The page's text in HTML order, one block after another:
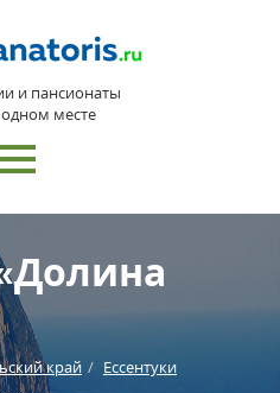
и пансионаты
месте
край
Ессентуки